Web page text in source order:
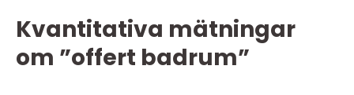
Kvantitativa mätningar
om ”offert badrum”